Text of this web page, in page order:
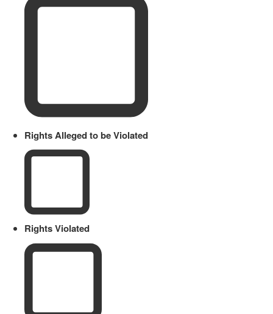
Rights Alleged to be Violated
Rights Violated